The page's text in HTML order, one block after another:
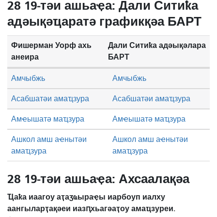
28 19-тәи ашьаҿа: Дали Ситиҟа
адәықәҵаратә графикқәа БАРТ
Фишерман Уорф ахь
анеира
Дали Ситиҟа адәықәлара
БАРТ
Асабшатәи амаҵзура Асабшатәи амаҵзура
Амҽышатә маҵзура Амҽышатә маҵзура
Амчыбжь Амчыбжь
Ашкол амш аҽнытәи
амаҵзура
Ашкол амш аҽнытәи
амаҵзура
28 19-тәи ашьаҿа: Ахсаалақәа
Ҵаҟа иаагоу аҭаӡҩыраҿы иарбоуп иалху
аангыларҭақәеи иазԥхьагәаҭоу амаҵзуреи.